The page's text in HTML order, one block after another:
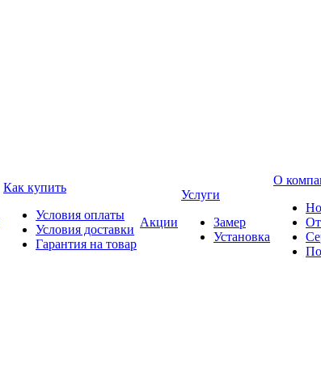
Как купить
Условия оплаты
Условия доставки
Гарантия на товар
Акции
Услуги
Замер
Установка
О